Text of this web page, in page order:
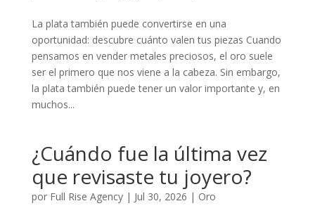
La plata también puede convertirse en una
oportunidad: descubre cuánto valen tus piezas Cuando
pensamos en vender metales preciosos, el oro suele
ser el primero que nos viene a la cabeza. Sin embargo,
la plata también puede tener un valor importante y, en
muchos...
¿Cuándo fue la última vez
que revisaste tu joyero?
por Full Rise Agency| Jul 30, 2026 | Oro